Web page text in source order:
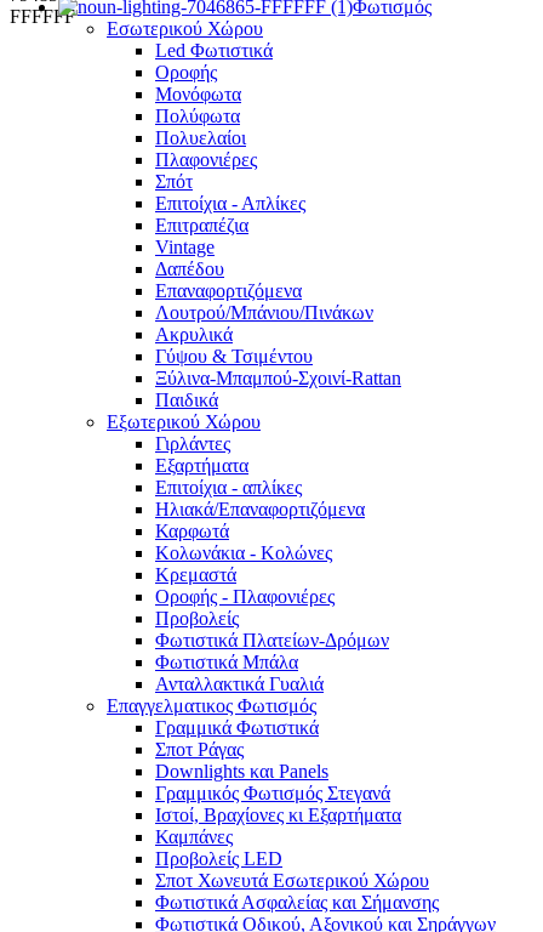
Φωτισμός
Εσωτερικού Χώρου
Led Φωτιστικά
Οροφής
Μονόφωτα
Πολύφωτα
Πολυελαίοι
Πλαφονιέρες
Σπότ
Επιτοίχια - Απλίκες
Επιτραπέζια
Vintage
Δαπέδου
Επαναφορτιζόμενα
Λουτρού/Μπάνιου/Πινάκων
Ακρυλικά
Γύψου & Τσιμέντου
Ξύλινα-Μπαμπού-Σχοινί-Rattan
Παιδικά
Εξωτερικού Χώρου
Γιρλάντες
Εξαρτήματα
Επιτοίχια - απλίκες
Ηλιακά/Επαναφορτιζόμενα
Καρφωτά
Κολωνάκια - Κολώνες
Κρεμαστά
Οροφής - Πλαφονιέρες
Προβολείς
Φωτιστικά Πλατείων-Δρόμων
Φωτιστικά Μπάλα
Ανταλλακτικά Γυαλιά
Επαγγελματικος Φωτισμός
Γραμμικά Φωτιστικά
Σποτ Ράγας
Downlights και Panels
Γραμμικός Φωτισμός Στεγανά
Ιστοί, Βραχίονες κι Εξαρτήματα
Καμπάνες
Προβολείς LED
Σποτ Χωνευτά Εσωτερικού Χώρου
Φωτιστικά Ασφαλείας και Σήμανσης
Φωτιστικά Οδικού, Αξονικού και Σηράγγων